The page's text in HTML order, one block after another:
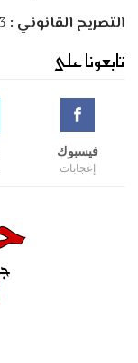
التصريح القانوني :
تابعونا على
فيسبوك
إعجابات